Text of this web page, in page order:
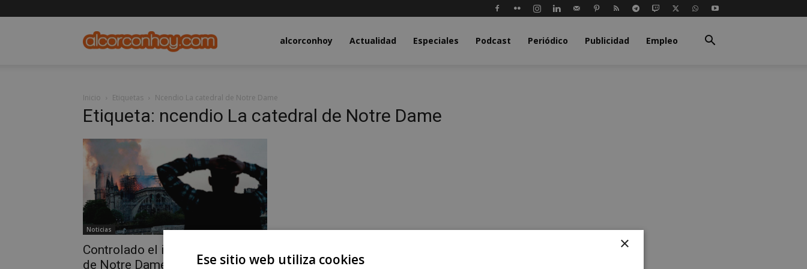
alcorconhoy.comalcorconhoy Actualidad Especiales Podcast Periódico Publicidad Empleo
Inicio Etiquetas Ncendio La catedral de Notre Dame
Etiqueta: ncendio La catedral de Notre Dame
Noticias
Controlado el incendio La catedral
de Notre Dame
×
Ese sitio web utiliza cookies